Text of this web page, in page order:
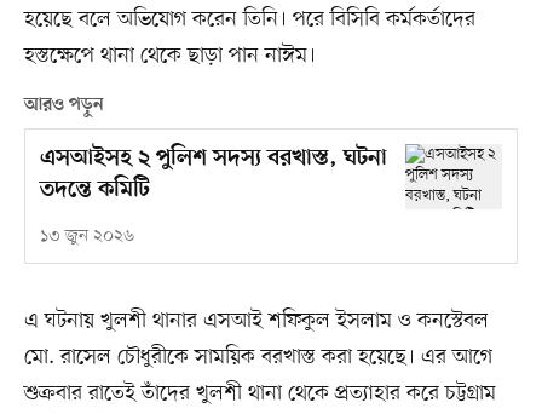
হয়েছে বলে অভিযোগ করেন তিনি। পরে বিসিবি কর্মকর্তাদের
হস্তক্ষেপে থানা থেকে ছাড়া পান নাঈম।
আরও পড়ুন
এসআইসহ ২ পুলিশ সদস্য বরখাস্ত, ঘটনা
তদন্তে কমিটি
১৩ জুন ২০২৬
এ ঘটনায় খুলশী থানার এসআই শফিকুল ইসলাম ও কনস্টেবল
মো. রাসেল চৌধুরীকে সাময়িক বরখাস্ত করা হয়েছে। এর আগে
শুক্রবার রাতেই তাঁদের খুলশী থানা থেকে প্রত্যাহার করে চট্টগ্রাম